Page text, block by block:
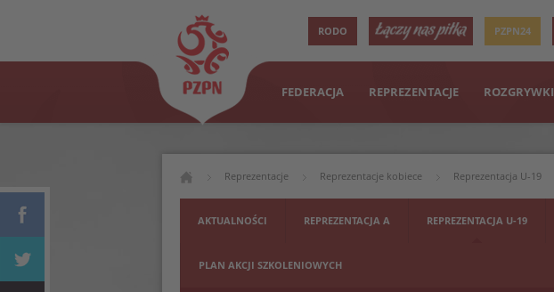
RODO PZPN24
FEDERACJA REPREZENTACJE ROZGRYWKI
Reprezentacje Reprezentacje kobiece Reprezentacja U-19
AKTUALNOŚCI REPREZENTACJA A REPREZENTACJA U-19
PLAN AKCJI SZKOLENIOWYCH